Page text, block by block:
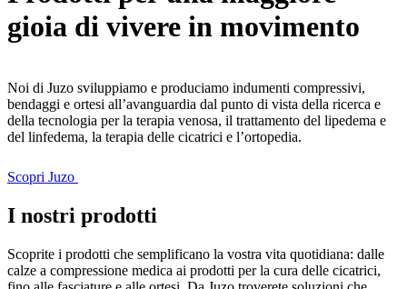
gioia di vivere in movimento
Noi di Juzo sviluppiamo e produciamo indumenti compressivi,
bendaggi e ortesi all’avanguardia dal punto di vista della ricerca e
della tecnologia per la terapia venosa, il trattamento del lipedema e
del linfedema, la terapia delle cicatrici e l’ortopedia.
Scopri Juzo
I nostri prodotti
Scoprite i prodotti che semplificano la vostra vita quotidiana: dalle
calze a compressione medica ai prodotti per la cura delle cicatrici,